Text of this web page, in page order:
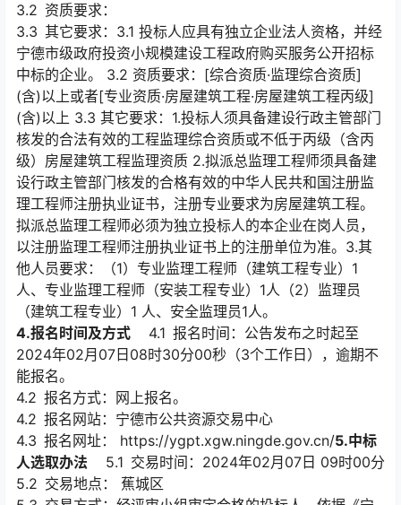
3.2 资质要求：
3.3 其它要求：3.1 投标人应具有独立企业法人资格，并经
宁德市级政府投资小规模建设工程政府购买服务公开招标
中标的企业。 3.2 资质要求：[综合资质·监理综合资质]
(含)以上或者[专业资质·房屋建筑工程·房屋建筑工程丙级]
(含)以上 3.3 其它要求：1.投标人须具备建设行政主管部门
核发的合法有效的工程监理综合资质或不低于丙级（含丙
级）房屋建筑工程监理资质 2.拟派总监理工程师须具备建
设行政主管部门核发的合格有效的中华人民共和国注册监
理工程师注册执业证书，注册专业要求为房屋建筑工程。
拟派总监理工程师必须为独立投标人的本企业在岗人员，
以注册监理工程师注册执业证书上的注册单位为准。3.其
他人员要求：（1）专业监理工程师（建筑工程专业）1
人、专业监理工程师（安装工程专业）1人（2）监理员
（建筑工程专业）1 人、安全监理员1人。
4.报名时间及方式 4.1 报名时间：公告发布之时起至
2024年02月07日08时30分00秒（3个工作日），逾期不
能报名。
4.2 报名方式：网上报名。
4.2 报名网站：宁德市公共资源交易中心
4.3 报名网址： https://ygpt.xgw.ningde.gov.cn/5.中标
人选取办法 5.1 交易时间：2024年02月07日 09时00分
5.2 交易地点： 蕉城区